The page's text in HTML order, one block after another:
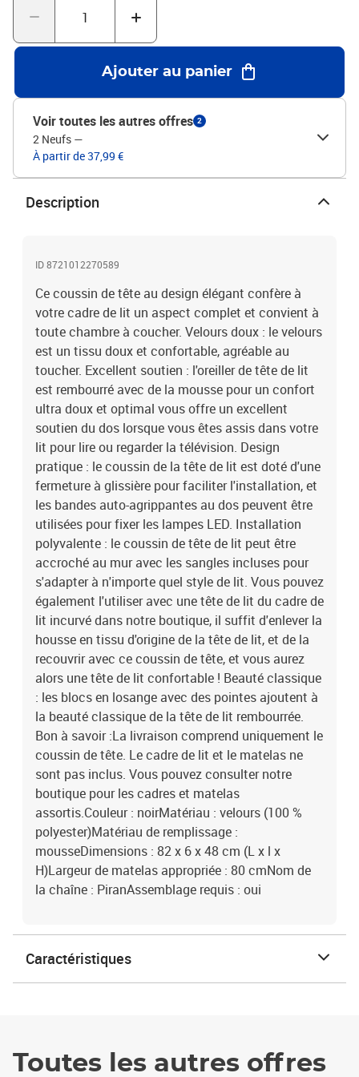
notre boutique, il suffit d'enlever la housse en tissu d'origine de la
alors une tête de lit confortable ! Beauté classique : les blocs en
losange avec des pointes ajoutent à la beauté classique de la tête
de lit rembourrée. Bon à savoir :La livraison comprend uniquement
le coussin de tête. Le cadre de lit et le matelas ne sont pas inclus.
Vous pouvez consulter notre boutique pour les cadres et matelas
assortis.Couleur : noirMatériau : velours (100 %
polyester)Matériau de remplissage : mousseDimensions : 82 x 6 x
48 cm (L x l x H)Largeur de matelas appropriée : 80 cmNom de la
chaîne : PiranAssemblage requis : oui
Ajouter au panier
Voir toutes les autres offres 2
2 Neufs —
À partir de 37,99 €
Description
ID 8721012270589
Ce coussin de tête au design élégant confère à
votre cadre de lit un aspect complet et convient à
toute chambre à coucher. Velours doux : le velours
est un tissu doux et confortable, agréable au
toucher. Excellent soutien : l'oreiller de tête de lit
est rembourré avec de la mousse pour un confort
ultra doux et optimal vous offre un excellent
soutien du dos lorsque vous êtes assis dans votre
lit pour lire ou regarder la télévision. Design
pratique : le coussin de la tête de lit est doté d'une
fermeture à glissière pour faciliter l'installation, et
les bandes auto-agrippantes au dos peuvent être
utilisées pour fixer les lampes LED. Installation
polyvalente : le coussin de tête de lit peut être
accroché au mur avec les sangles incluses pour
s'adapter à n'importe quel style de lit. Vous pouvez
également l'utiliser avec une tête de lit du cadre de
lit incurvé dans notre boutique, il suffit d'enlever la
housse en tissu d'origine de la tête de lit, et de la
recouvrir avec ce coussin de tête, et vous aurez
alors une tête de lit confortable ! Beauté classique
: les blocs en losange avec des pointes ajoutent à
la beauté classique de la tête de lit rembourrée.
Bon à savoir :La livraison comprend uniquement le
coussin de tête. Le cadre de lit et le matelas ne
sont pas inclus. Vous pouvez consulter notre
boutique pour les cadres et matelas
assortis.Couleur : noirMatériau : velours (100 %
polyester)Matériau de remplissage :
mousseDimensions : 82 x 6 x 48 cm (L x l x
H)Largeur de matelas appropriée : 80 cmNom de
la chaîne : PiranAssemblage requis : oui
Caractéristiques
Toutes les autres offres